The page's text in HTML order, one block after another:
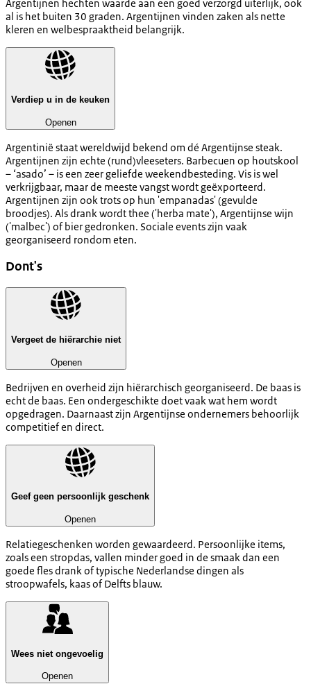
Argentijnen hechten waarde aan een goed verzorgd uiterlijk, ook
al is het buiten 30 graden. Argentijnen vinden zaken als nette
kleren en welbespraaktheid belangrijk.
Verdiep u in de keuken
Openen
Argentinië staat wereldwijd bekend om dé Argentijnse steak.
Argentijnen zijn echte (rund)vleeseters. Barbecuen op houtskool
– ‘asado’ – is een zeer geliefde weekendbesteding. Vis is wel
verkrijgbaar, maar de meeste vangst wordt geëxporteerd.
Argentijnen zijn ook trots op hun 'empanadas' (gevulde
broodjes). Als drank wordt thee ('herba mate'), Argentijnse wijn
('malbec') of bier gedronken. Sociale events zijn vaak
georganiseerd rondom eten.
Dont's
Vergeet de hiërarchie niet
Openen
Bedrijven en overheid zijn hiërarchisch georganiseerd. De baas is
echt de baas. Een ondergeschikte doet vaak wat hem wordt
opgedragen. Daarnaast zijn Argentijnse ondernemers behoorlijk
competitief en direct.
Geef geen persoonlijk geschenk
Openen
Relatiegeschenken worden gewaardeerd. Persoonlijke items,
zoals een stropdas, vallen minder goed in de smaak dan een
goede fles drank of typische Nederlandse dingen als
stroopwafels, kaas of Delfts blauw.
Wees niet ongevoelig
Openen